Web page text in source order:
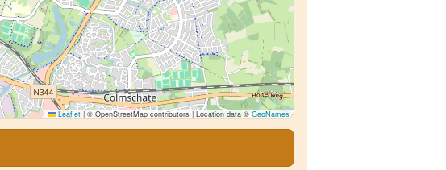
Leaflet |© OpenStreetMap contributors | Location data ©GeoNames